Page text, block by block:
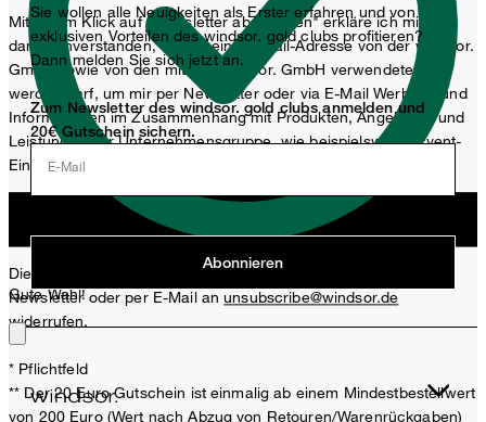
Mit einem Klick auf „Newsletter abonnieren" erkläre ich mich
damit einverstanden, dass meine E-Mail-Adresse von der windsor.
GmbH sowie von den mit der windsor. GmbH verwendeten
werden darf, um mir per Newsletter oder via E-Mail Werbung und
Informationen im Zusammenhang mit Produkten, Angeboten und
Leistungen der Unternehmensgruppe, wie beispielsweise Event-
Einladungen, Aktionen, Produkt-Promotions zuzusenden.
Diese Einwilligung kann ich jederzeit durch den Abmeldelink im
Newsletter oder per E-Mail anunsubscribe@windsor.de
widerrufen.
* Pflichtfeld
** Der 20 Euro Gutschein ist einmalig ab einem Mindestbestellwert
von 200 Euro (Wert nach Abzug von Retouren/Warenrückgaben)
Gute Wahl!
E-Mail
Zum Newsletter des windsor. gold clubs anmelden und
20€ Gutschein sichern.
Sie wollen alle Neuigkeiten als Erster erfahren und von
exklusiven Vorteilen des windsor. gold clubs profitieren?
Dann melden Sie sich jetzt an.
Abonnieren